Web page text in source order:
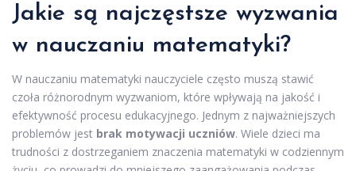
Jakie są najczęstsze wyzwania
w nauczaniu matematyki?
W nauczaniu matematyki nauczyciele często muszą stawić
czoła różnorodnym wyzwaniom, które wpływają na jakość i
efektywność procesu edukacyjnego. Jednym z najważniejszych
problemów jest brak motywacji uczniów. Wiele dzieci ma
trudności z dostrzeganiem znaczenia matematyki w codziennym